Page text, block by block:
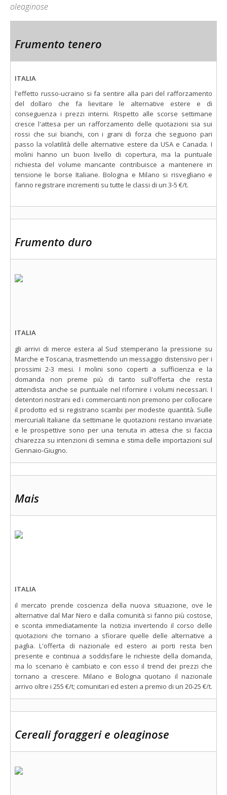
oleaginose
Frumento tenero
ITALIA
l'effetto russo-ucraino si fa sentire alla pari del rafforzamento
del dollaro che fa lievitare le alternative estere e di
conseguenza i prezzi interni. Rispetto alle scorse settimane
cresce l'attesa per un rafforzamento delle quotazioni sia sui
rossi che sui bianchi, con i grani di forza che seguono pari
passo la volatilità delle alternative estere da USA e Canada. I
molini hanno un buon livello di copertura, ma la puntuale
richiesta del volume mancante contribuisce a mantenere in
tensione le borse Italiane. Bologna e Milano si risvegliano e
fanno registrare incrementi su tutte le classi di un 3-5 €/t.
Frumento duro
ITALIA
gli arrivi di merce estera al Sud stemperano la pressione su
Marche e Toscana, trasmettendo un messaggio distensivo per i
prossimi 2-3 mesi. I molini sono coperti a sufficienza e la
domanda non preme più di tanto sull'offerta che resta
attendista anche se puntuale nel rifornire i volumi necessari. I
detentori nostrani ed i commercianti non premono per collocare
il prodotto ed si registrano scambi per modeste quantità. Sulle
mercuriali Italiane da settimane le quotazioni restano invariate
e le prospettive sono per una tenuta in attesa che si faccia
chiarezza su intenzioni di semina e stima delle importazioni sul
Gennaio-Giugno.
Mais
ITALIA
il mercato prende coscienza della nuova situazione, ove le
alternative dal Mar Nero e dalla comunità si fanno più costose,
e sconta immediatamente la notizia invertendo il corso delle
quotazioni che tornano a sfiorare quelle delle alternative a
paglia. L'offerta di nazionale ed estero ai porti resta ben
presente e continua a soddisfare le richieste della domanda,
ma lo scenario è cambiato e con esso il trend dei prezzi che
tornano a crescere. Milano e Bologna quotano il nazionale
arrivo oltre i 255 €/t; comunitari ed esteri a premio di un 20-25 €/t.
Cereali foraggeri e oleaginose